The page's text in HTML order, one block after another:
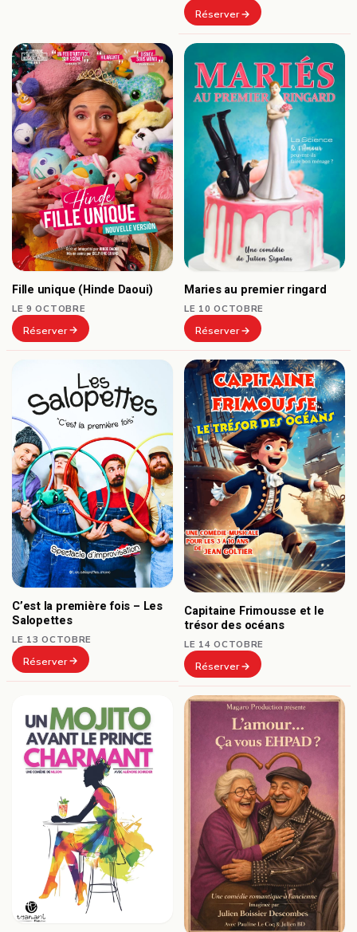
Réserver
Fille unique (Hinde Daoui)
LE 9 OCTOBRE
Réserver
Maries au premier ringard
LE 10 OCTOBRE
Réserver
C’est la première fois – Les
Salopettes
LE 13 OCTOBRE
Réserver
Capitaine Frimousse et le
trésor des océans
LE 14 OCTOBRE
Réserver